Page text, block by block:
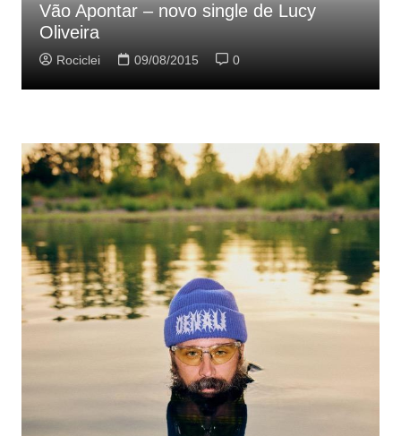
Vão Apontar – novo single de Lucy
Oliveira
Rociclei 09/08/2015 0